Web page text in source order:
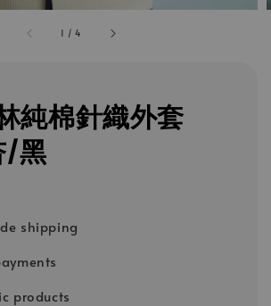
1 /4
純棉針織外套
/黑
shipping
products